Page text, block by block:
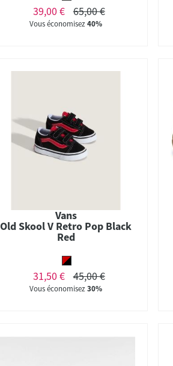
39,00 € 65,00 €
Vous économisez40%
Vans
Old Skool V Retro Pop Black
Red
31,50 € 45,00 €
Vous économisez30%